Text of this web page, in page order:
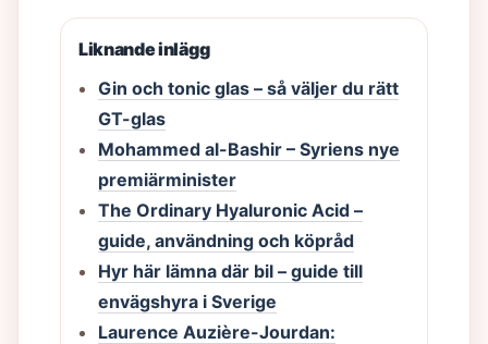
Liknande inlägg
Gin och tonic glas – så väljer du rätt
GT-glas
Mohammed al-Bashir – Syriens nye
premiärminister
The Ordinary Hyaluronic Acid –
guide, användning och köpråd
Hyr här lämna där bil – guide till
envägshyra i Sverige
Laurence Auzière-Jourdan: